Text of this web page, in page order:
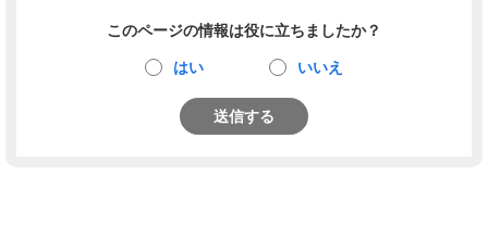
このページの情報は役に立ちましたか？
はい いいえ
送信する